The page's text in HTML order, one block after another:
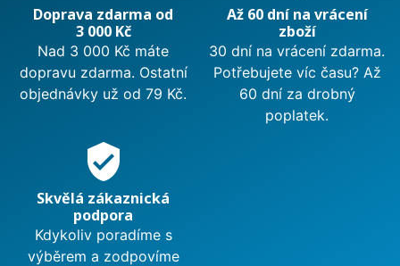
Doprava zdarma od
3 000 Kč
Nad 3 000 Kč máte
dopravu zdarma. Ostatní
objednávky už od 79 Kč.
Až 60 dní na vrácení
zboží
30 dní na vrácení zdarma.
Potřebujete víc času? Až
60 dní za drobný
poplatek.
verified_user
Skvělá zákaznická
podpora
Kdykoliv poradíme s
výběrem a zodpovíme